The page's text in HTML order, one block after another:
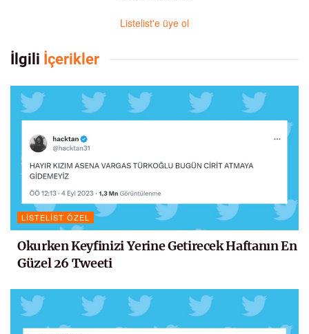
Listelist'e üye ol
İlgili İçerikler
LISTELIST ÖZEL
Okurken Keyfinizi Yerine Getirecek Haftanın En
Güzel 26 Tweeti